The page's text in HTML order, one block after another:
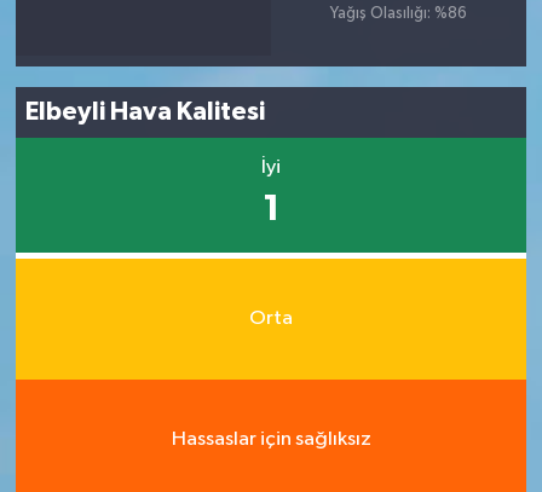
Yağış Olasılığı: %86
Elbeyli Hava Kalitesi
İyi
1
Orta
Hassaslar için sağlıksız